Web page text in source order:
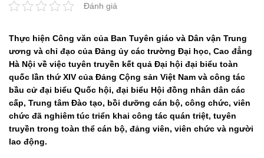
Đánh giá
Thực hiện Công văn của Ban Tuyên giáo và Dân vận Trung
ương và chỉ đạo của Đảng ủy các trường Đại học, Cao đẳng
Hà Nội về việc tuyên truyền kết quả Đại hội đại biểu toàn
quốc lần thứ XIV của Đảng Cộng sản Việt Nam và công tác
bầu cử đại biểu Quốc hội, đại biểu Hội đồng nhân dân các
cấp, Trung tâm Đào tạo, bồi dưỡng cán bộ, công chức, viên
chức đã nghiêm túc triển khai công tác quán triệt, tuyên
truyền trong toàn thể cán bộ, đảng viên, viên chức và người
lao động.